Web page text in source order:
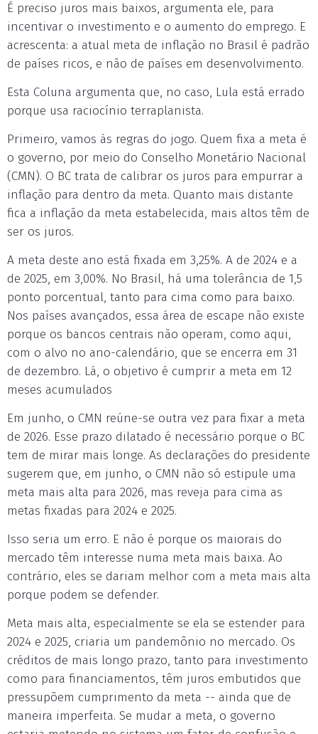
É preciso juros mais baixos, argumenta ele, para
incentivar o investimento e o aumento do emprego. E
acrescenta: a atual meta de inflação no Brasil é padrão
de países ricos, e não de países em desenvolvimento.
Esta Coluna argumenta que, no caso, Lula está errado
porque usa raciocínio terraplanista.
Primeiro, vamos às regras do jogo. Quem fixa a meta é
o governo, por meio do Conselho Monetário Nacional
(CMN). O BC trata de calibrar os juros para empurrar a
inflação para dentro da meta. Quanto mais distante
fica a inflação da meta estabelecida, mais altos têm de
ser os juros.
A meta deste ano está fixada em 3,25%. A de 2024 e a
de 2025, em 3,00%. No Brasil, há uma tolerância de 1,5
ponto porcentual, tanto para cima como para baixo.
Nos países avançados, essa área de escape não existe
porque os bancos centrais não operam, como aqui,
com o alvo no ano-calendário, que se encerra em 31
de dezembro. Lá, o objetivo é cumprir a meta em 12
meses acumulados
Em junho, o CMN reúne-se outra vez para fixar a meta
de 2026. Esse prazo dilatado é necessário porque o BC
tem de mirar mais longe. As declarações do presidente
sugerem que, em junho, o CMN não só estipule uma
meta mais alta para 2026, mas reveja para cima as
metas fixadas para 2024 e 2025.
Isso seria um erro. E não é porque os maiorais do
mercado têm interesse numa meta mais baixa. Ao
contrário, eles se dariam melhor com a meta mais alta
porque podem se defender.
Meta mais alta, especialmente se ela se estender para
2024 e 2025, criaria um pandemônio no mercado. Os
créditos de mais longo prazo, tanto para investimento
como para financiamentos, têm juros embutidos que
pressupõem cumprimento da meta -- ainda que de
maneira imperfeita. Se mudar a meta, o governo